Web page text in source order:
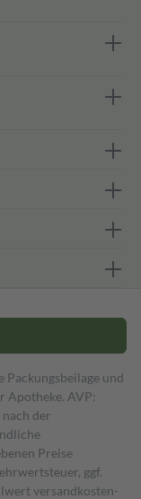
Packungsbeilage und
Apotheke. AVP:
der
Preise
ggf.
versand­kosten­